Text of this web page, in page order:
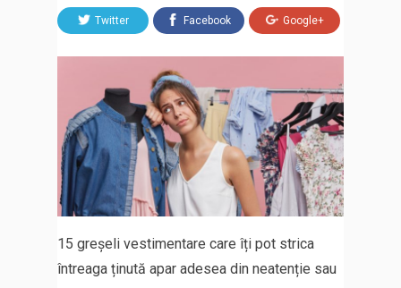
Twitter Facebook Google+
15 greșeli vestimentare care îți pot strica
întreaga ținută apar adesea din neatenție sau